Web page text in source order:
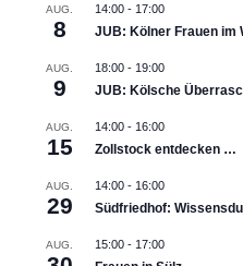
AUG.
8
14:00- 17:00
JUB: Kölner Frauen im
AUG.
9
18:00- 19:00
JUB: Kölsche
AUG.
15
14:00- 16:00
Zollstock entdecken …
AUG.
29
14:00- 16:00
Südfriedhof:
AUG. 15:00- 17:00